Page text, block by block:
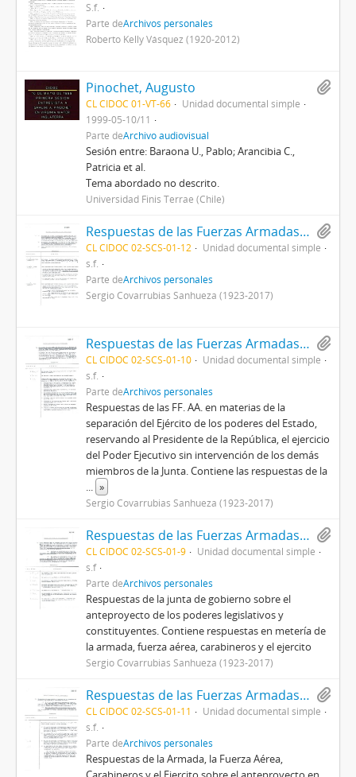
S.f.
Parte deArchivos personales
Roberto Kelly Vásquez (1920-2012)
Pinochet, Augusto
CL CIDOC 01-VT-66
Unidad documental simple
1999-05-10/11
Parte deArchivo audiovisual
Sesión entre: Baraona U., Pablo; Arancibia C.,
Patricia et al.
Tema abordado no descrito.
Universidad Finis Terrae (Chile)
Respuestas de las Fuerzas Armadas en materia del anteproyecto sobre el ejercicio y reemplazo del cargo de Presidente de la República
CL CIDOC 02-SCS-01-12
Unidad documental simple
s.f.
Parte deArchivos personales
Sergio Covarrubias Sanhueza (1923-2017)
Respuestas de las Fuerzas Armadas y Carabineros sobre materia propuesta en el anteproyecto que plantea la separación del ejército de los poderes del Estado
CL CIDOC 02-SCS-01-10
Unidad documental simple
s.f.
Parte deArchivos personales
Respuestas de las FF. AA. en materias de la
separación del Ejército de los poderes del Estado,
reservando al Presidente de la República, el ejercicio
del Poder Ejecutivo sin intervención de los demás
miembros de la Junta. Contiene las respuestas de la
... »
Sergio Covarrubias Sanhueza (1923-2017)
Respuestas de las Fuerzas Armadas y Carabineros sobre materia propuesta en el anteproyecto sobre el poder legislativo y constituyente
CL CIDOC 02-SCS-01-9
Unidad documental simple
s.f
Parte deArchivos personales
Respuestas de la junta de gobierno sobre el
anteproyecto de los poderes legislativos y
constituyentes. Contiene respuestas en metería de
la armada, fuerza aérea, carabineros y el ejercito
Sergio Covarrubias Sanhueza (1923-2017)
Respuestas de las Fuerzas Armadas y Carabineros sobre materia propuesta en el anteproyecto sobre la subrogación y reemplazo de los miembros del gobierno
CL CIDOC 02-SCS-01-11
Unidad documental simple
s.f.
Parte deArchivos personales
Respuestas de la Armada, la Fuerza Aérea,